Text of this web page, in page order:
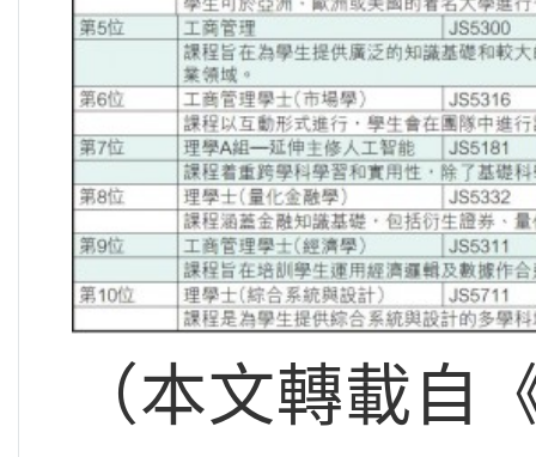
（本文轉載自